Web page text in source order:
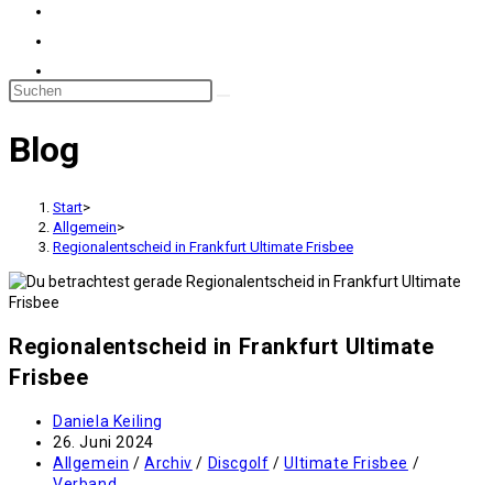
Blog
Start>
Allgemein>
Regionalentscheid in Frankfurt Ultimate Frisbee
Regionalentscheid in Frankfurt Ultimate
Frisbee
Beitrags-
Autor:
Daniela Keiling
Beitrag
veröffentlicht:
26. Juni 2024
Beitrags-
Allgemein / Archiv / Discgolf / Ultimate Frisbee /